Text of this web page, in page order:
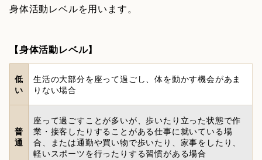
身体活動レベルを用います。
【身体活動レベル】
低
い
生活の大部分を座って過ごし、体を動かす機会があま
りない場合
普
通
座って過ごすことが多いが、歩いたり立った状態で作
業・接客したりすることがある仕事に就いている場
合、または通勤や買い物で歩いたり、家事をしたり、
軽いスポーツを行ったりする習慣がある場合